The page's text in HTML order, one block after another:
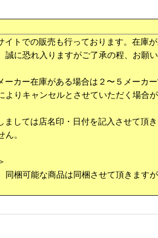
トでの販売も行っております。在庫
に恐れ入りますがご了承の程、お願い
カー在庫がある場合は２〜５メーカー
よりキャンセルとさせていただく場合が
しては店名印・日付を記入させて頂き
。
同梱可能な商品は同梱させて頂きます